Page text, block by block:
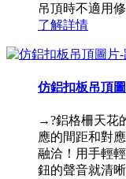
吊頂時不適用
了解詳情
仿鋁扣板吊頂
→?鋁格柵天花
應的間距和對
融洽！用手輕
鈕的聲音就清